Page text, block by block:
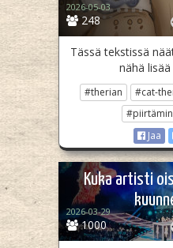
248
2026-05-03
Tässä tekstissä
nähä
#therian #cat-
Jaa
Kuka artisti
1000
2026-03-29